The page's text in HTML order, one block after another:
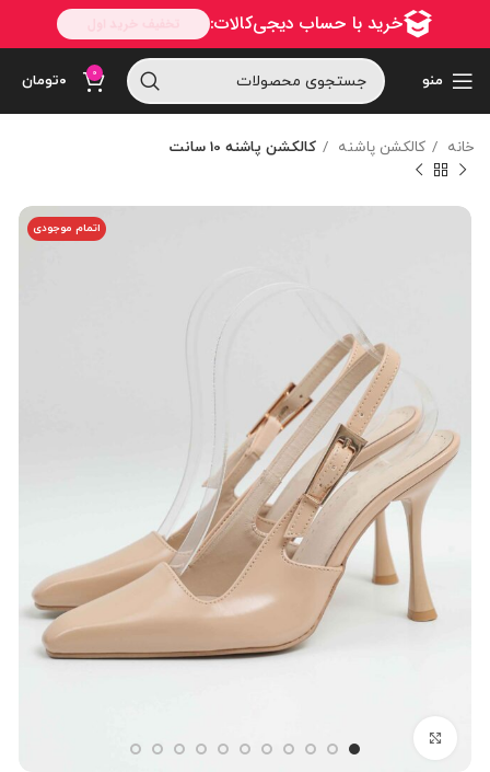
منو 0 ۰تومان
خانه کالکشن پاشنه کالکشن پاشنه 10 سانت
اتمام موجودی